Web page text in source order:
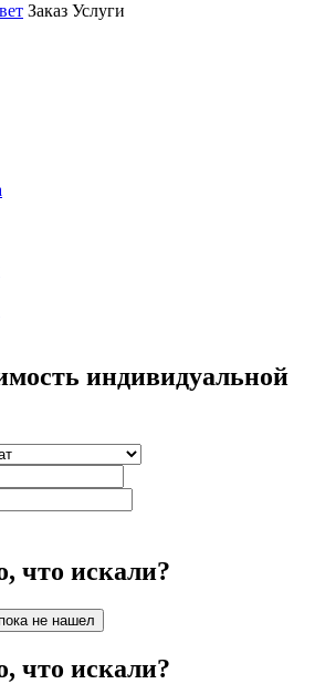
Заказ Услуги
индивидуальной
что искали?
не нашел
что искали?